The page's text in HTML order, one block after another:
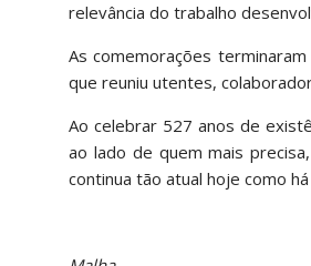
relevância do trabalho
As comemorações
que reuniu utentes,
Ao celebrar 527 anos de
ao lado de quem mais
continua tão atual hoje como